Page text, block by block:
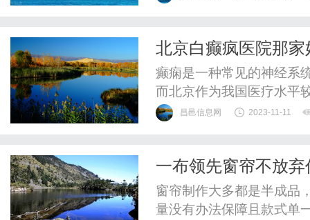
根据患者的病情制定个性
北京白癫疯医院那家
癫痫是一种常见的神经系
而北京作为我国医疗水平
痫治疗服务。那么，在众
医疗团队和先进的诊疗设
昌邑信息网 2023-11-11
一布领先窗帘不放
窗帘制作大多都是半成品
量没有办法保障且款式单